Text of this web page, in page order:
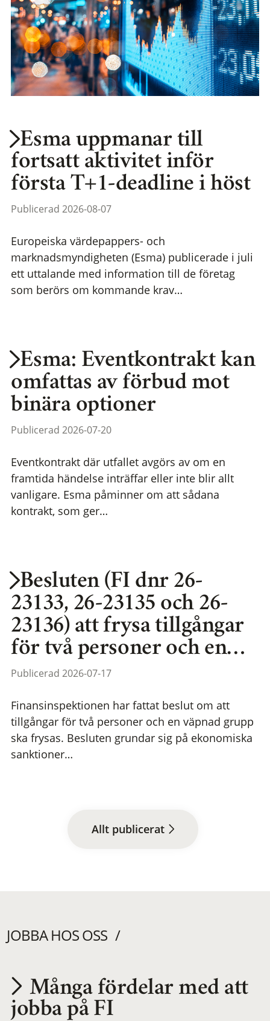
Esma uppmanar till
fortsatt aktivitet inför
första T+1-deadline i höst
Publicerad 2026-08-07
Europeiska värdepappers- och
marknadsmyndigheten (Esma) publicerade i juli
ett uttalande med information till de företag
som berörs om kommande krav…
Esma: Eventkontrakt kan
omfattas av förbud mot
binära optioner
Publicerad 2026-07-20
Eventkontrakt där utfallet avgörs av om en
framtida händelse inträffar eller inte blir allt
vanligare. Esma påminner om att sådana
kontrakt, som ger…
Besluten (FI dnr 26-
23133, 26-23135 och 26-
23136) att frysa tillgångar
för två personer och en…
Publicerad 2026-07-17
Finansinspektionen har fattat beslut om att
tillgångar för två personer och en väpnad grupp
ska frysas. Besluten grundar sig på ekonomiska
sanktioner…
Allt publicerat
JOBBA HOS OSS
Utvecklas på en
Många fördelar med att
jobba på FI